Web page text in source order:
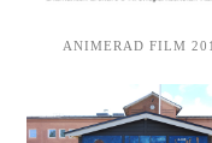
ANIMERAD FILM